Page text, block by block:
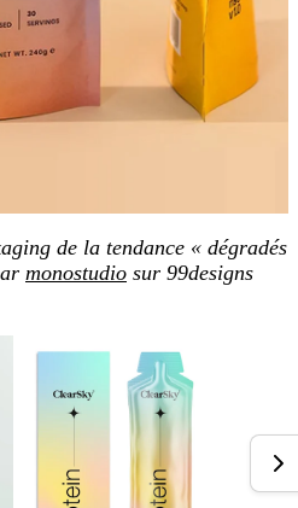
de la tendance « dégradés
monostudio sur 99designs